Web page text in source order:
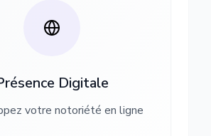
Digitale
votre notoriété en ligne